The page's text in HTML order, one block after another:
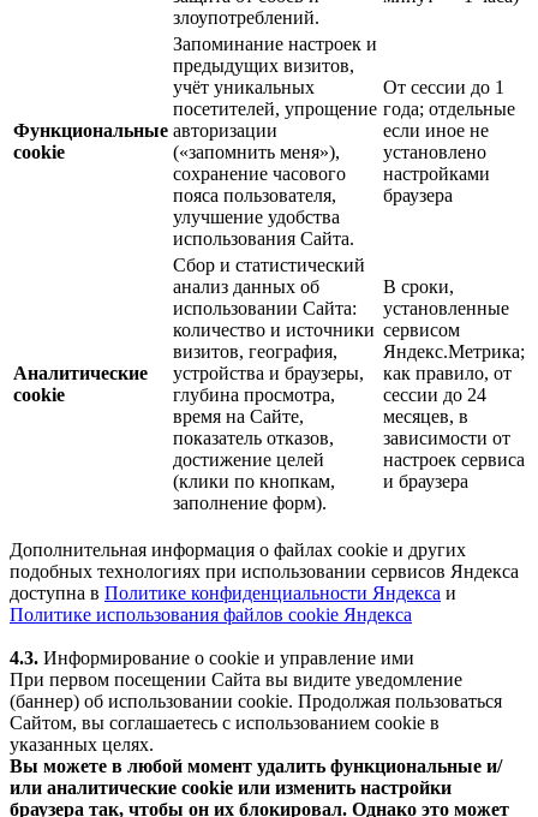
злоупотреблений.
Функциональные
cookie
Запоминание настроек и
предыдущих визитов,
учёт уникальных
посетителей, упрощение
авторизации
(«запомнить меня»),
сохранение часового
пояса пользователя,
улучшение удобства
использования Сайта.
От сессии до 1
года; отдельные
если иное не
установлено
настройками
браузера
Аналитические
cookie
Сбор и статистический
анализ данных об
использовании Сайта:
количество и источники
визитов, география,
устройства и браузеры,
глубина просмотра,
время на Сайте,
показатель отказов,
достижение целей
(клики по кнопкам,
заполнение форм).
В сроки,
установленные
сервисом
Яндекс.Метрика;
как правило, от
сессии до 24
месяцев, в
зависимости от
настроек сервиса
и браузера
Дополнительная информация о файлах cookie и других
подобных технологиях при использовании сервисов Яндекса
доступна в Политике конфиденциальности Яндекса и
Политике использования файлов cookie Яндекса
4.3. Информирование о cookie и управление ими
При первом посещении Сайта вы видите уведомление
(баннер) об использовании cookie. Продолжая пользоваться
Сайтом, вы соглашаетесь с использованием cookie в
указанных целях.
Вы можете в любой момент удалить функциональные и/
или аналитические cookie или изменить настройки
браузера так, чтобы он их блокировал. Однако это может